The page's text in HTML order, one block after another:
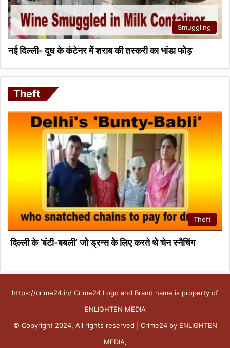
Smuggling
नई दिल्ली- दूध के कंटेनर में शराब की तस्करी का भांडा फोड़
Theft
Theft
दिल्ली के ‘बंटी-बबली’ जो ड्रग्स के लिए करते थे चेन स्नैचिंग
https://crime24.in/ Crime24 Logo and Brand name is property of
ENLIGHTEN MEDIA
© Copyright 2024, All rights reserved | Crime24 by ENLIGHTEN
MEDIA,